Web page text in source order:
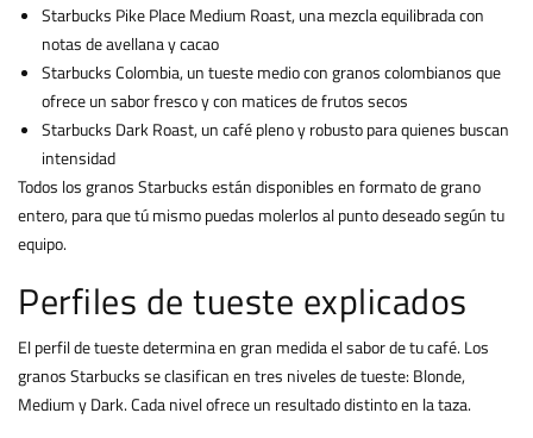
Starbucks Pike Place Medium Roast, una mezcla equilibrada con
notas de avellana y cacao
Starbucks Colombia, un tueste medio con granos colombianos que
ofrece un sabor fresco y con matices de frutos secos
Starbucks Dark Roast, un café pleno y robusto para quienes buscan
intensidad
Todos los granos Starbucks están disponibles en formato de grano
entero, para que tú mismo puedas molerlos al punto deseado según tu
equipo.
Perfiles de tueste explicados
El perfil de tueste determina en gran medida el sabor de tu café. Los
granos Starbucks se clasifican en tres niveles de tueste: Blonde,
Medium y Dark. Cada nivel ofrece un resultado distinto en la taza.